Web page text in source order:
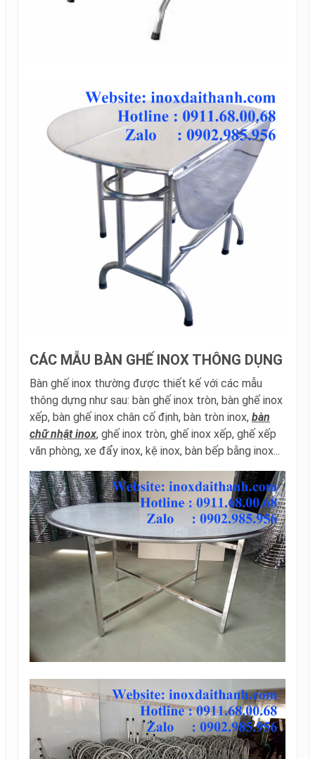
CÁC MẪU BÀN GHẾ INOX THÔNG DỤNG
Bàn ghế inox thường được thiết kế với các mẫu
thông dựng như sau: bàn ghế inox tròn, bàn ghế inox
xếp, bàn ghế inox chân cố định, bàn tròn inox, bàn
chữ nhật inox, ghế inox tròn, ghế inox xếp, ghế xếp
văn phòng, xe đẩy inox, kệ inox, bàn bếp bằng inox...